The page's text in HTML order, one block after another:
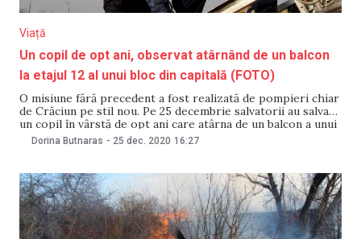
Viață
Un copil de opt ani, observat atârnând de un balcon
la etajul 12 al unui bloc din capitală (FOTO)
O misiune fără precedent a fost realizată de pompieri chiar
de Crăciun pe stil nou. Pe 25 decembrie salvatorii au salvat
un copil în vârstă de opt ani care atârna de un balcon a unui
loc de locuit la etajul 12. Potrivit oamenilor legii, apelul la
Dorina Butnaras - 25 dec. 2020 16:27